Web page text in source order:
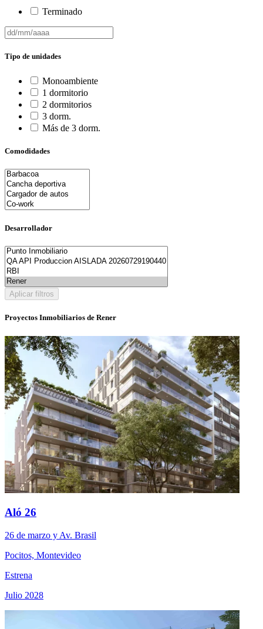
Terminado
Tipo de unidades
Monoambiente
1 dormitorio
2 dormitorios
3 dorm.
Más de 3 dorm.
Comodidades
Desarrollador
Aplicar filtros
Proyectos Inmobiliarios de Rener
Aló 26
26 de marzo y Av. Brasil
Pocitos, Montevideo
Estrena
Julio 2028